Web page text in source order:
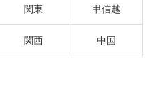
関東 甲信越
関西 中国